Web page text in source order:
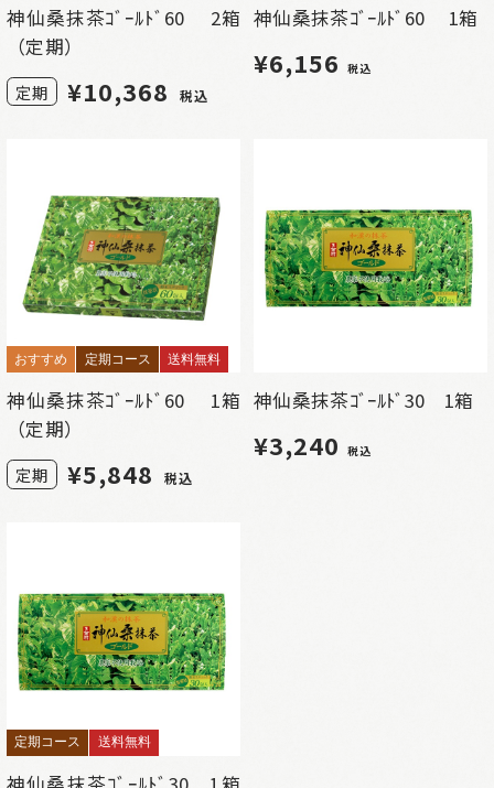
神仙桑抹茶ｺﾞｰﾙﾄﾞ60 2箱
（定期）
定期 ¥10,368 税込
神仙桑抹茶ｺﾞｰﾙﾄﾞ60 1箱
¥6,156 税込
おすすめ 定期コース 送料無料
神仙桑抹茶ｺﾞｰﾙﾄﾞ60 1箱
（定期）
定期 ¥5,848 税込
神仙桑抹茶ｺﾞｰﾙﾄﾞ30 1箱
¥3,240 税込
定期コース 送料無料